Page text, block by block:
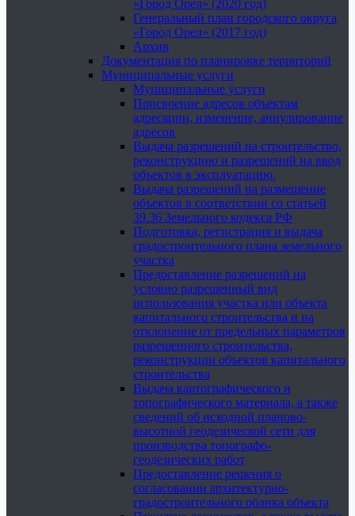
«Город Орел» (2020 год)
Генеральный план городского округа
«Город Орел» (2017 год)
Архив
Документация по планировке территорий
Муниципальные услуги
Муниципальные услуги
Присвоение адресов объектам
адресации, изменение, аннулирование
адресов
Выдача разрешений на строительство,
реконструкцию и разрешений на ввод
объектов в эксплуатацию.
Выдача разрешений на размещение
объектов в соответствии со статьей
39.36 Земельного кодекса РФ
Подготовка, регистрация и выдача
градостроительного плана земельного
участка
Предоставление разрешений на
условно разрешенный вид
использования участка или объекта
капитального строительства и на
отклонение от предельных параметров
разрешенного строительства,
реконструкции объектов капитального
строительства
Выдача картографического и
топографического материала, а также
сведений об исходной планово-
высотной геодезической сети для
производства топографо-
геодезических работ
Предоставление решения о
согласовании архитектурно-
градостроительного облика объекта